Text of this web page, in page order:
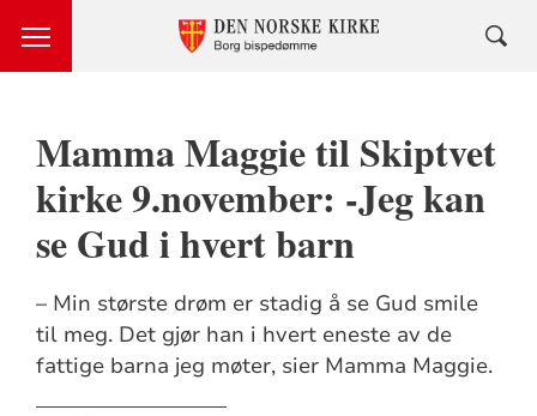
Mamma Maggie til Skiptvet
kirke 9.november: -Jeg kan
se Gud i hvert barn
– Min største drøm er stadig å se Gud smile
til meg. Det gjør han i hvert eneste av de
fattige barna jeg møter, sier Mamma Maggie.